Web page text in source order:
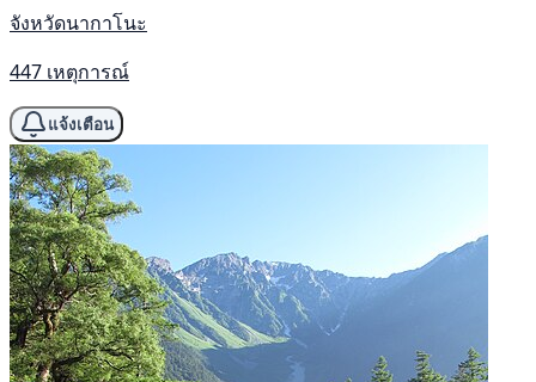
จังหวัดนากาโนะ
447 เหตุการณ์
แจ้งเตือน